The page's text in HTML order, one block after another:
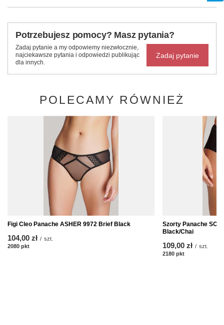
Potrzebujesz pomocy? Masz pytania?
Zadaj pytanie a my odpowiemy niezwłocznie,
najciekawsze pytania i odpowiedzi publikując
dla innych.
Zadaj pytanie
POLECAMY RÓWNIEŻ
Figi Cleo Panache ASHER 9972 Brief Black
104,00 zł / szt.
2080 pkt
Szorty Panache
Black/Chai
109,00 zł / szt.
2180 pkt